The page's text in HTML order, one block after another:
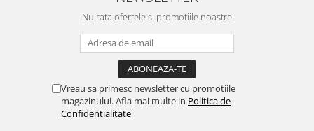
Nu rata ofertele si promotiile noastre
Vreau sa primesc newsletter cu promotiile
magazinului. Afla mai multe in Politica de
Confidentialitate